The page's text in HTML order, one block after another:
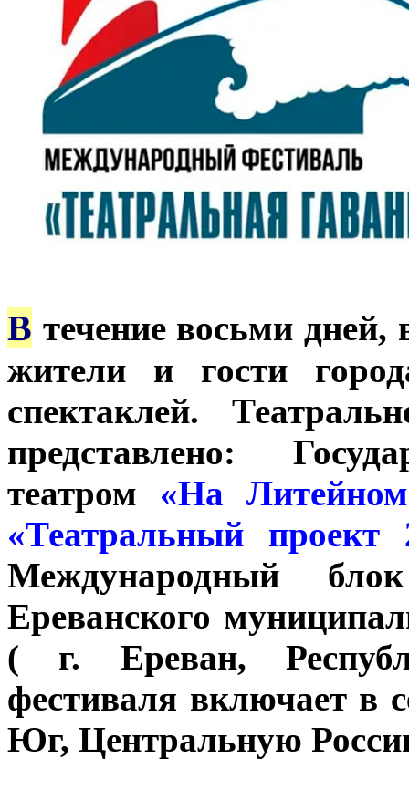
В течение восьми
жители и гости
спектаклей.
представлено:
театром «На
«Театральный проект
Международный
Ереванского
( г. Ереван,
фестиваля включает в
Юг, Центральную